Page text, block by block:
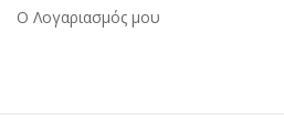
Ο Λογαριασμός μου